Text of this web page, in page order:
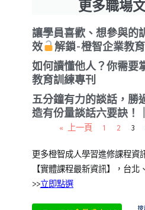
更多職場
讓學員喜歡、想參與的
效
解鎖-橙智企業教
如何讀懂他人？你需要
教育訓練專刊
五分鐘有力的談話，勝
造有份量談話六要訣！
« 上一頁 1 2 3
更多橙智成人學習進修課程資
【實體課程最新資訊】，台北
>>立即點選